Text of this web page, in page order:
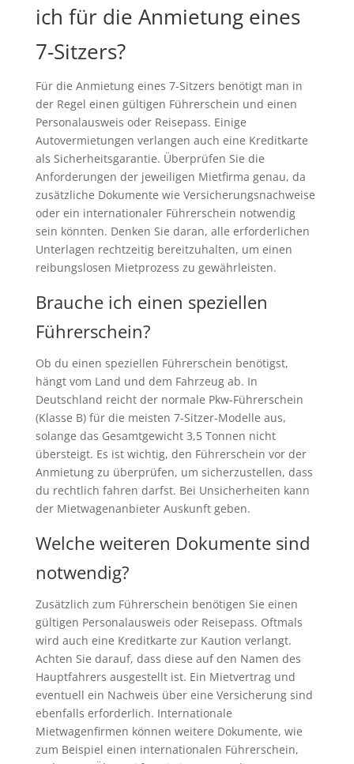
ich für die Anmietung eines
7-Sitzers?
Für die Anmietung eines 7-Sitzers benötigt man in
der Regel einen gültigen Führerschein und einen
Personalausweis oder Reisepass. Einige
Autovermietungen verlangen auch eine Kreditkarte
als Sicherheitsgarantie. Überprüfen Sie die
Anforderungen der jeweiligen Mietfirma genau, da
zusätzliche Dokumente wie Versicherungsnachweise
oder ein internationaler Führerschein notwendig
sein könnten. Denken Sie daran, alle erforderlichen
Unterlagen rechtzeitig bereitzuhalten, um einen
reibungslosen Mietprozess zu gewährleisten.
Brauche ich einen speziellen
Führerschein?
Ob du einen speziellen Führerschein benötigst,
hängt vom Land und dem Fahrzeug ab. In
Deutschland reicht der normale Pkw-Führerschein
(Klasse B) für die meisten 7-Sitzer-Modelle aus,
solange das Gesamtgewicht 3,5 Tonnen nicht
übersteigt. Es ist wichtig, den Führerschein vor der
Anmietung zu überprüfen, um sicherzustellen, dass
du rechtlich fahren darfst. Bei Unsicherheiten kann
der Mietwagenanbieter Auskunft geben.
Welche weiteren Dokumente sind
notwendig?
Zusätzlich zum Führerschein benötigen Sie einen
gültigen Personalausweis oder Reisepass. Oftmals
wird auch eine Kreditkarte zur Kaution verlangt.
Achten Sie darauf, dass diese auf den Namen des
Hauptfahrers ausgestellt ist. Ein Mietvertrag und
eventuell ein Nachweis über eine Versicherung sind
ebenfalls erforderlich. Internationale
Mietwagenfirmen können weitere Dokumente, wie
zum Beispiel einen internationalen Führerschein,